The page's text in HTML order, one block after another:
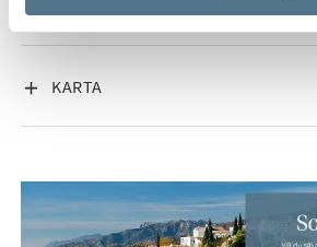
KARTA
VISA INNEHÅLL